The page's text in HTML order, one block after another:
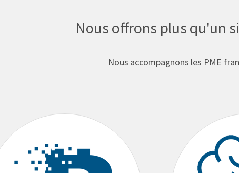
Nous offrons plus qu'un
Nous accompagnons les PME